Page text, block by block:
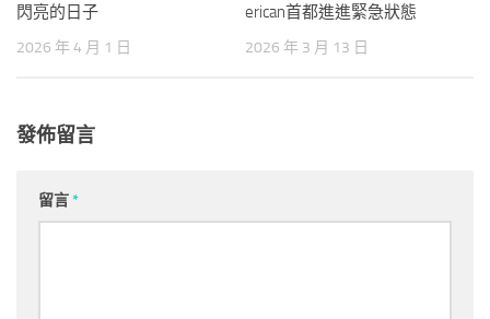
閃亮的日子
2026 年 4 月 1 日
erican首都進進緊急狀態
2026 年 3 月 13 日
發佈留言
留言*